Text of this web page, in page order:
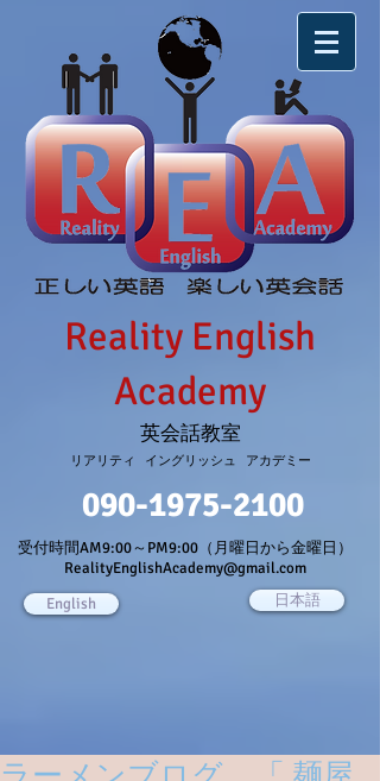
Reality English
Academy
英会話教室
リアリティ イングリッシュ アカデミー
090-1975-2100
受付時間AM9:00～PM9:00（月曜日から金曜日）
RealityEnglishAcademy@gmail.com
English
日本語